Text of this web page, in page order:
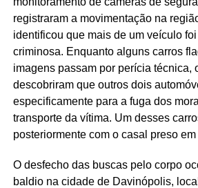
registraram a movimentação na
identificou que mais de um veículo
criminosa. Enquanto alguns carros
imagens passam por perícia técnica,
descobriram que outros dois
especificamente para a fuga dos
transporte da vítima. Um desses
posteriormente com o casal preso
O desfecho das buscas pelo corpo
baldio na cidade de Davinópolis,